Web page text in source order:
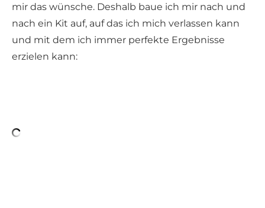
mir das wünsche. Deshalb baue ich mir nach und
nach ein Kit auf, auf das ich mich verlassen kann
und mit dem ich immer perfekte Ergebnisse
erzielen kann: